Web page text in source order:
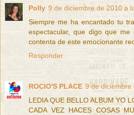
Polly 9 de diciembre de 2010 a
Siempre me ha encantado tu
espectacular, que digo que
contenta de este emocionante
Responder
ROCIO'S PLACE 9 de diciembre
LEDIA QUE BELLO ALBUM YO
CADA VEZ HACES COSAS